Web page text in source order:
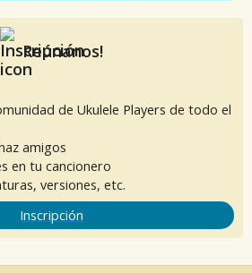
Reúnanos!
de Ukulele Players de todo el
amigos
en tu cancionero
versiones, etc.
Inscripción